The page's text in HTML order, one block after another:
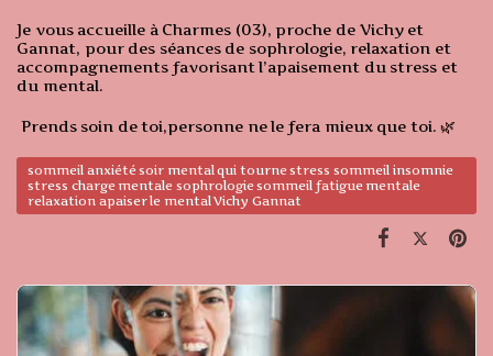
Je vous accueille à Charmes (03), proche de Vichy et
Gannat, pour des séances de sophrologie, relaxation et
accompagnements favorisant l’apaisement du stress et
du mental.
Prends soin de toi,personne ne le fera mieux que toi. 🌿
sommeil anxiété soir mental qui tourne stress sommeil insomnie
stress charge mentale sophrologie sommeil fatigue mentale
relaxation apaiser le mental Vichy Gannat